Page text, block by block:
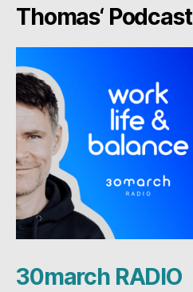
Thomas‘ Podcast
30march RADIO